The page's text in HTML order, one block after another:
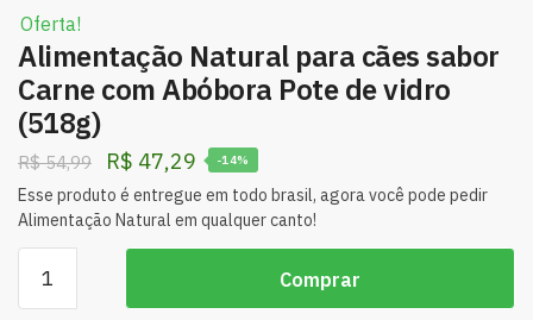
Oferta!
Alimentação Natural para cães sabor
Carne com Abóbora Pote de vidro
(518g)
R$54,99 R$ 47,29 -14%
Esse produto é entregue em todo brasil, agora você pode pedir
Alimentação Natural em qualquer canto!
Comprar